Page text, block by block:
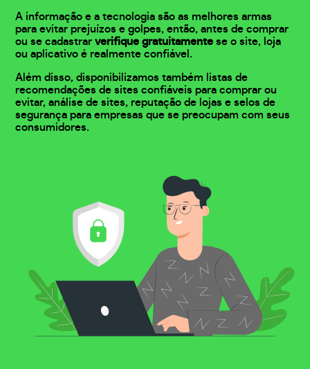
A informação e a tecnologia são as melhores armas
para evitar prejuízos e golpes, então, antes de comprar
ou se cadastrarverifique gratuitamente se o site, loja
ou aplicativo é realmente confiável.
Além disso, disponibilizamos também listas de
recomendações de sites confiáveis para comprar ou
evitar, análise de sites, reputação de lojas e selos de
segurança para empresas que se preocupam com seus
consumidores.